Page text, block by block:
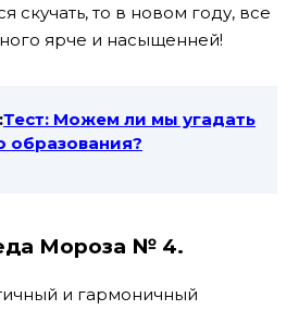
скучать, то в новом году, все
ярче и насыщенней!
Тест: Можем ли мы угадать
образования?
Мороза № 4.
и гармоничный